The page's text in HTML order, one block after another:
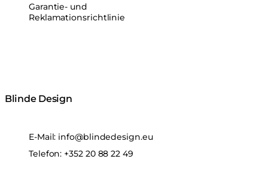
Garantie- und
Reklamationsrichtlinie
Blinde Design
E-Mail: info@blindedesign.eu
Telefon: +352 20 88 22 49